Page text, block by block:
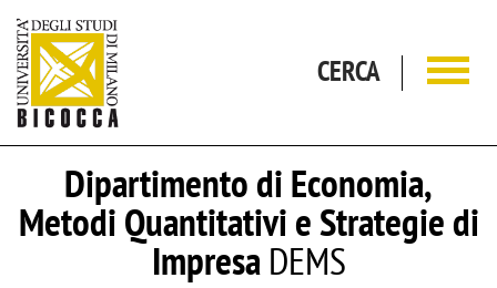
CERCA
Dipartimento di Economia,
Metodi Quantitativi e Strategie di
ImpresaDEMS